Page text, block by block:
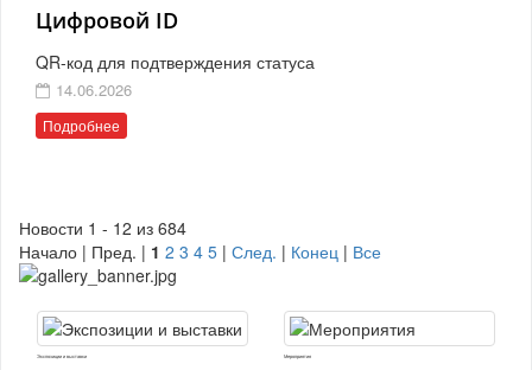
Цифровой ID
QR-код для подтверждения статуса
14.06.2026
Подробнее
Новости 1 - 12 из 684
Начало | Пред. | 1 2 3 4 5 | След. | Конец | Все
Экспозиции и выставки Мероприятия